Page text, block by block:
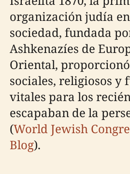
organización judía
sociedad, fundada
Ashkenazíes de
Oriental,
sociales, religiosos y
vitales para los
escapaban de la
(World Jewish
Blog).